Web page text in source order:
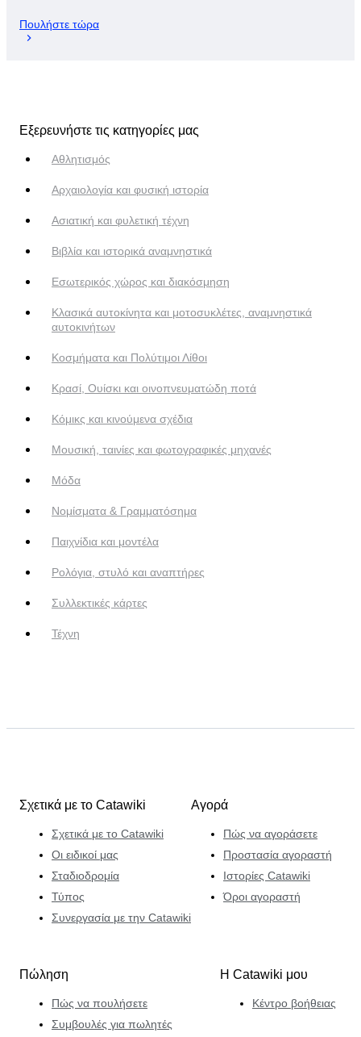
Πουλήστε τώρα
Εξερευνήστε τις κατηγορίες μας
Αθλητισμός
Αρχαιολογία και φυσική ιστορία
Ασιατική και φυλετική τέχνη
Βιβλία και ιστορικά αναμνηστικά
Εσωτερικός χώρος και διακόσμηση
Κλασικά αυτοκίνητα και μοτοσυκλέτες, αναμνηστικά
αυτοκινήτων
Κοσμήματα και Πολύτιμοι Λίθοι
Κρασί, Ουίσκι και οινοπνευματώδη ποτά
Κόμικς και κινούμενα σχέδια
Μουσική, ταινίες και φωτογραφικές μηχανές
Μόδα
Νομίσματα & Γραμματόσημα
Παιχνίδια και μοντέλα
Ρολόγια, στυλό και αναπτήρες
Συλλεκτικές κάρτες
Τέχνη
Σχετικά με το Catawiki
Σχετικά με το Catawiki
Οι ειδικοί μας
Σταδιοδρομία
Τύπος
Συνεργασία με την Catawiki
Αγορά
Πώς να αγοράσετε
Προστασία αγοραστή
Ιστορίες Catawiki
Όροι αγοραστή
Πώληση
Πώς να πουλήσετε
Συμβουλές για πωλητές
Η Catawiki μου
Κέντρο βοήθειας